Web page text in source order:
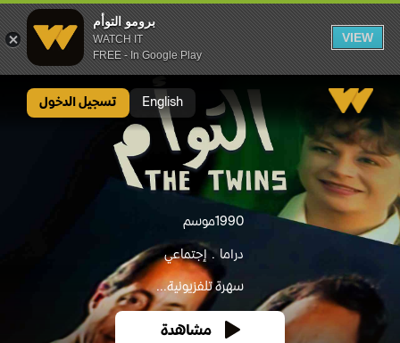
برومو التوأم
WATCH IT
FREE - In Google Play
VIEW
English تسجيل الدخول
1990موسم
دراما إجتماعي
سهرة تلفزيونية...
مشاهدة